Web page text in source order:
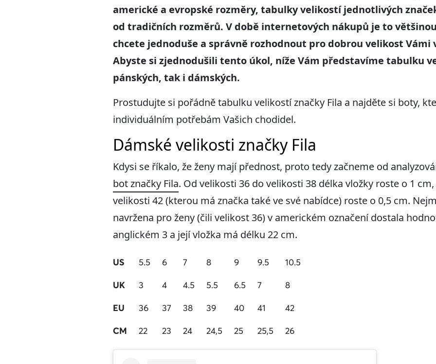
americké a evropské rozměry, tabulky velikostí jednotlivých
od tradičních rozměrů. V době internetových nákupů je to
chcete jednoduše a správně rozhodnout pro dobrou velikost Vámi
Abyste si zjednodušili tento úkol, níže Vám představíme tabulku
pánských, tak i dámských.
Prostudujte si pořádně tabulku velikostí značky Fila a najděte si boty,
individuálním potřebám Vašich chodidel.
Dámské velikosti značky Fila
Kdysi se říkalo, že ženy mají přednost, proto tedy začneme od
bot značky Fila. Od velikosti 36 do velikosti 38 délka vložky roste o 1
velikosti 42 (kterou má značka také ve své nabídce) roste o 0,5 cm.
navržena pro ženy (čili velikost 36) v americkém označení dostala
anglickém 3 a její vložka má délku 22 cm.
US 5.5 6 7 8 9 9.5 10.5
UK 3 4 4.5 5.5 6.5 7 8
EU 36 37 38 39 40 41 42
CM 22 23 24 24,5 25 25,5 26